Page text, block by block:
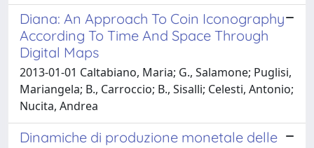
Diana: An Approach To Coin Iconography
According To Time And Space Through
Digital Maps
2013-01-01 Caltabiano, Maria; G., Salamone; Puglisi,
Mariangela; B., Carroccio; B., Sisalli; Celesti, Antonio;
Nucita, Andrea
Dinamiche di produzione monetale delle